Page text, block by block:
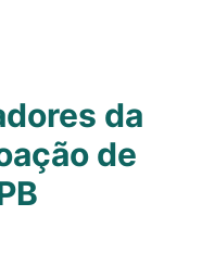
da
de